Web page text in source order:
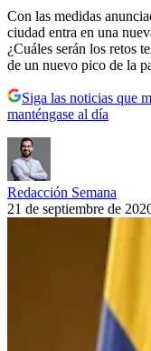
Con las medidas
ciudad entra en una
¿Cuáles serán los retos
de un nuevo pico de la
Siga las noticias que
manténgase al día
Redacción Semana
21 de septiembre de